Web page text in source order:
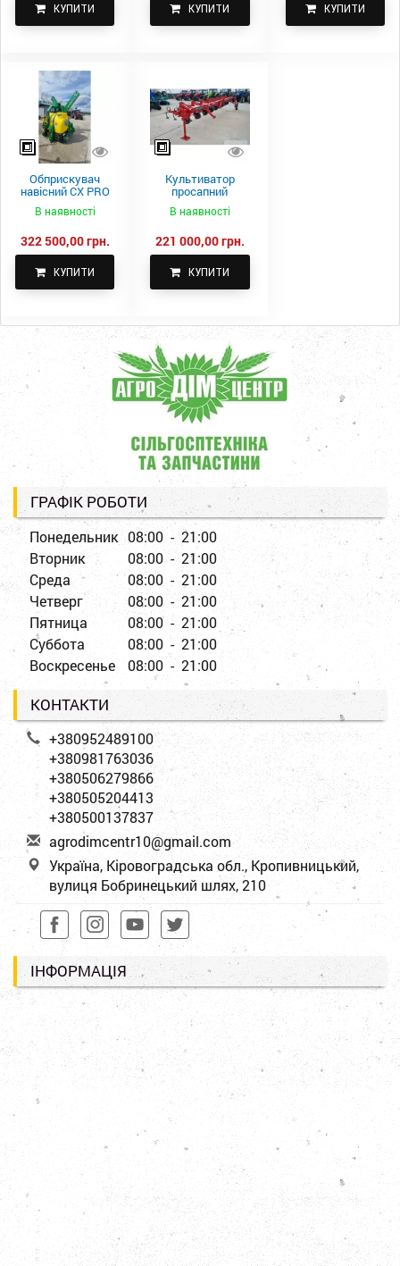
КУПИТИ КУПИТИ КУПИТИ
Обприскувач
навісний CX PRO
В наявності
322 500,00 грн.
КУПИТИ
Культиватор
просапний
КПН-5,6-05
В наявності
221 000,00 грн.
КУПИТИ
ГРАФІК РОБОТИ
Понедельник 08:00 - 21:00
Вторник
08:00 - 21:00
Среда
08:00 - 21:00
Четверг
08:00 - 21:00
Пятница
08:00 - 21:00
Суббота
08:00 - 21:00
Воскресенье
08:00 - 21:00
КОНТАКТИ
+380952489100
+380981763036
+380506279866
+380505204413
+380500137837
agrodimcentr10@gmail.com
Україна, Кіровоградська обл., Кропивницький,
вулиця Бобринецький шлях, 210
ІНФОРМАЦІЯ